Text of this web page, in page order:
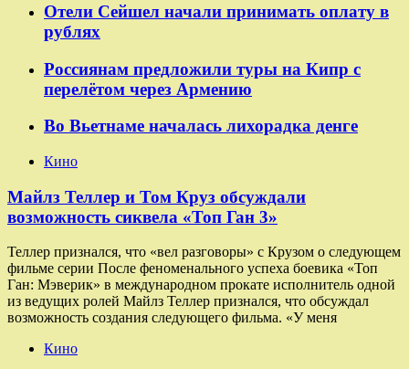
Отели Сейшел начали принимать оплату в
рублях
Россиянам предложили туры на Кипр с
перелётом через Армению
Во Вьетнаме началась лихорадка денге
Кино
Майлз Теллер и Том Круз обсуждали
возможность сиквела «Топ Ган 3»
Теллер признался, что «вел разговоры» с Крузом о следующем
фильме серии После феноменального успеха боевика «Топ
Ган: Мэверик» в международном прокате исполнитель одной
из ведущих ролей Майлз Теллер признался, что обсуждал
возможность создания следующего фильма. «У меня
Кино